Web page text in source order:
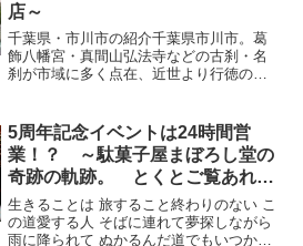
店～
千葉県・市川市の紹介千葉県市川市。葛
飾八幡宮・真間山弘法寺などの古刹・名
刹が市域に多く点在、近世より行徳の塩
川をはさんで即東京にアクセス可能な恵
まれた立地は、交通渋滞と...
5周年記念イベントは24時間営
業！？ ～駄菓子屋まぼろし堂の
奇跡の軌跡。 とくとご覧あれ！
～
生きることは 旅すること終わりのない こ
の道愛する人 そばに連れて夢探しながら
雨に降られて ぬかるんだ道でもいつかは